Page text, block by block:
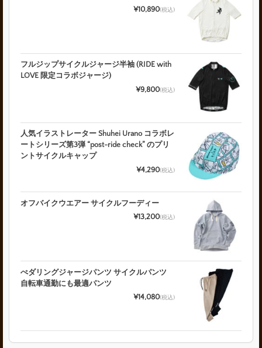
¥10,890(税込)
フルジップサイクルジャージ半袖 (RIDE with
LOVE 限定コラボジャージ)
¥9,800(税込)
人気イラストレーター Shuhei Urano コラボレ
ートシリーズ第3弾 “post-ride check” のプリ
ントサイクルキャップ
¥4,290(税込)
オフバイクウエアー サイクルフーディー
¥13,200(税込)
ぺダリングジャージパンツ サイクルパンツ
自転車通勤にも最適パンツ
¥14,080(税込)